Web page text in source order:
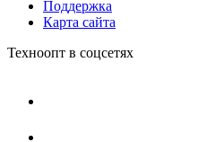
Поддержка
Карта сайта
Техноопт в соцсетях